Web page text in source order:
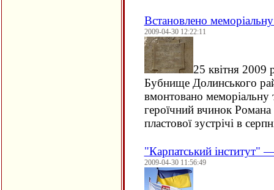
Встановлено
2009-04-30 12:22:11
25 квітня 2009
Бубнище Долинського
вмонтовано
героїчний вчинок
пластової зустрічі в
"Карпатський інститут"
2009-04-30 11:56:49